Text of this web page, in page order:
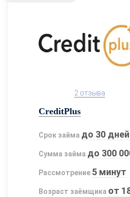
2 отзыва
CreditPlus
Срок займа до 30 дней
Сумма займа до 300
Рассмотрение 5 минут
Возраст заёмщика от